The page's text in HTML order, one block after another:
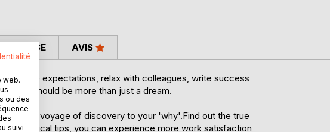
positive expectations, relax with colleagues, write success
- this should be more than just a dream.
on a voyage of discovery to your 'why'.Find out the true
practical tips, you can experience more work satisfaction
PRESSE AVIS
web.
ou des
suivi